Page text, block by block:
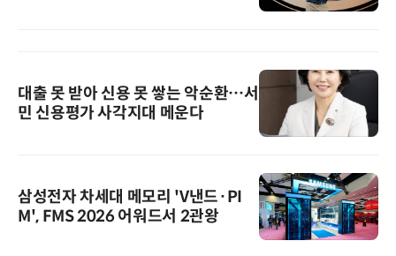
대출 못 받아 신용 못 쌓는 악순환…서
민 신용평가 사각지대 메운다
삼성전자 차세대 메모리 'V낸드·PI
M', FMS 2026 어워드서 2관왕